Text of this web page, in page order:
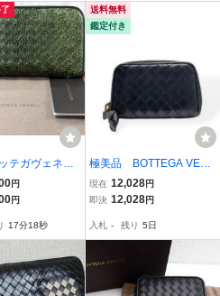
テガヴェネ
布 イントレ
スナー メン
円
円
17分17秒
送料無料
鑑定付き
極美品 BOTTEGA VENE
TA コインケース イン
トレチャート ブラック
現在 12,028円
即決 12,028円
入札 - 残り 5日